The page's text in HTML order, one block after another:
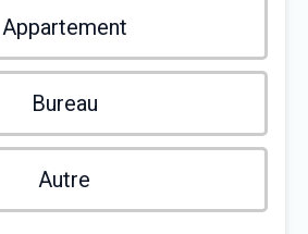
Appartement
Bureau
Autre